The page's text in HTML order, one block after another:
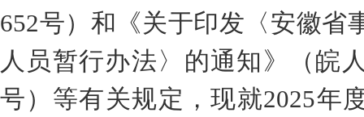
652号） 和 《关于印发〈安徽省
人员暂行办法〉的通知》（皖
号） 等有关规定 ，现就2025年